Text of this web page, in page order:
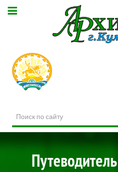
по
сайту